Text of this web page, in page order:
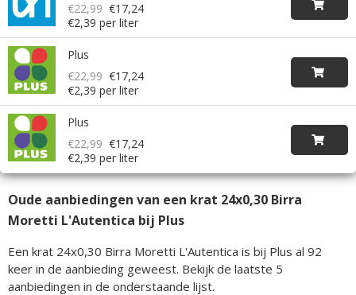
€22,99 €17,24
€2,39 per liter
Plus
€22,99 €17,24
€2,39 per liter
Plus
€22,99 €17,24
€2,39 per liter
Oude aanbiedingen van een krat 24x0,30 Birra
Moretti L'Autentica bij Plus
Een krat 24x0,30 Birra Moretti L'Autentica is bij Plus al 92
keer in de aanbieding geweest. Bekijk de laatste 5
aanbiedingen in de onderstaande lijst.